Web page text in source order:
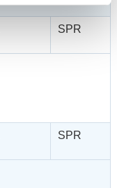
SPR
SPR